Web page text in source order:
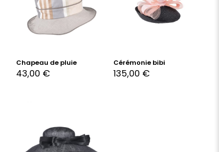
Chapeau de pluie
43,00 €
Cérémonie bibi
135,00 €